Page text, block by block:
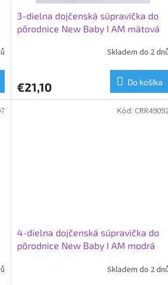
3-dielna dojčenská súpravička do
pôrodnice New Baby I AM mätová
Skladem do 2 dnů
€21,10 Do košíka
4-dielna dojčenská súpravička do
pôrodnice New Baby I AM modrá
Skladem do 2 dnů
Kód: